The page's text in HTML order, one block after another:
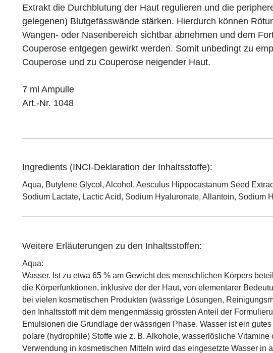
Extrakt die Durchblutung der Haut regulieren und die
gelegenen) Blutgefässwände stärken. Hierdurch können
Wangen- oder Nasenbereich sichtbar abnehmen und dem
Couperose entgegen gewirkt werden. Somit unbedingt zu
Couperose und zu Couperose neigender Haut.
7 ml Ampulle
Art.-Nr. 1048
Ingredients (INCI-Deklaration der Inhaltsstoffe):
Aqua, Butylene Glycol, Alcohol, Aesculus Hippocastanum Seed
Sodium Lactate, Lactic Acid, Sodium Hyaluronate, Allantoin, Sodium
Weitere Erläuterungen zu den Inhaltsstoffen:
Aqua:
Wasser. Ist zu etwa 65 % am Gewicht des menschlichen Körpers
die Körperfunktionen, inklusive der der Haut, von elementarer
bei vielen kosmetischen Produkten (wässrige Lösungen,
den Inhaltsstoff mit dem mengenmässig grössten Anteil der
Emulsionen die Grundlage der wässrigen Phase. Wasser ist ein
polare (hydrophile) Stoffe wie z. B. Alkohole, wasserlösliche Vitamine
Verwendung in kosmetischen Mitteln wird das eingesetzte Wasser in